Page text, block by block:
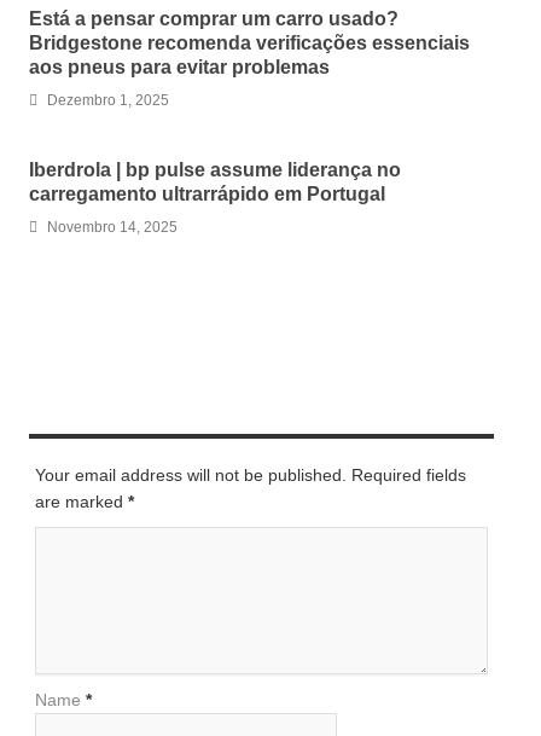
Está a pensar comprar um carro usado?
Bridgestone recomenda verificações essenciais
aos pneus para evitar problemas
Dezembro 1, 2025
Iberdrola | bp pulse assume liderança no
carregamento ultrarrápido em Portugal
Novembro 14, 2025
Your email address will not be published. Required fields
are marked *
Name *